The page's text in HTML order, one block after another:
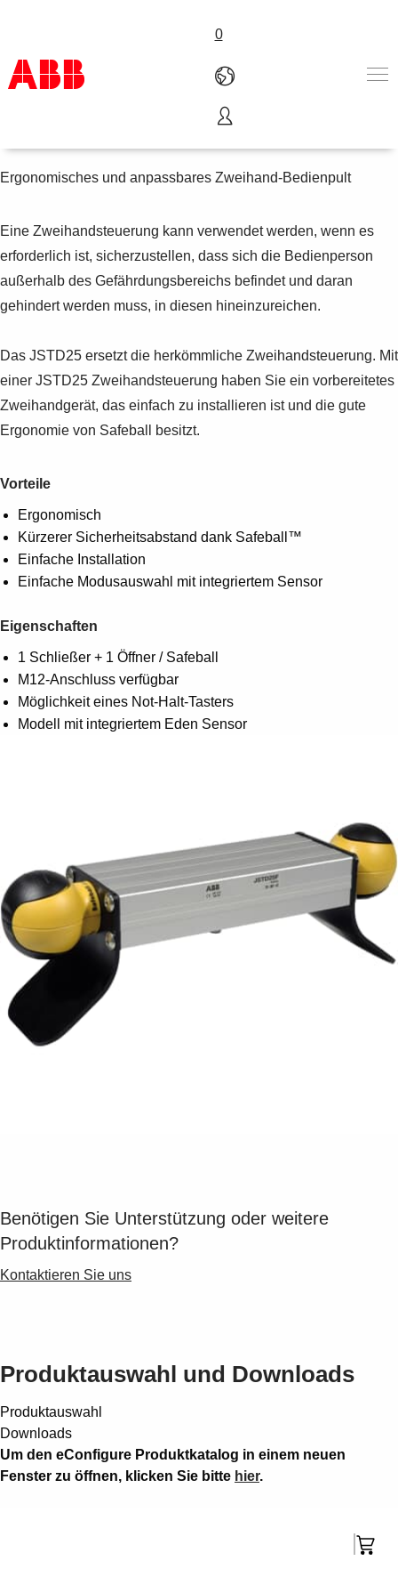
0
Produkte und Leistungen
Where to buy
Contact us
Karriere
Shopping list preview
Ergonomisches und anpassbares Zweihand-Bedienpult
Eine Zweihandsteuerung kann verwendet werden, wenn es
erforderlich ist, sicherzustellen, dass sich die Bedienperson
außerhalb des Gefährdungsbereichs befindet und daran
gehindert werden muss, in diesen hineinzureichen.
Das JSTD25 ersetzt die herkömmliche Zweihandsteuerung. Mit
einer JSTD25 Zweihandsteuerung haben Sie ein vorbereitetes
Zweihandgerät, das einfach zu installieren ist und die gute
Ergonomie von Safeball besitzt.
Vorteile
Ergonomisch
Kürzerer Sicherheitsabstand dank Safeball™
Einfache Installation
Einfache Modusauswahl mit integriertem Sensor
Eigenschaften
1 Schließer + 1 Öffner / Safeball
M12-Anschluss verfügbar
Möglichkeit eines Not-Halt-Tasters
Modell mit integriertem Eden Sensor
Benötigen Sie Unterstützung oder weitere
Produktinformationen?
Kontaktieren Sie uns
Produktauswahl und Downloads
Produktauswahl
Downloads
Um den eConfigure Produktkatalog in einem neuen
Fenster zu öffnen, klicken Sie bitte hier.